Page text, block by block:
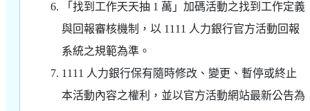
「找到工作天天抽 1 萬」加碼活動之找到工作定義
與回報審核機制，以 1111 人力銀行官方活動回報
系統之規範為準。
1111 人力銀行保有隨時修改、變更、暫停或終止
本活動內容之權利，並以官方活動網站最新公告為